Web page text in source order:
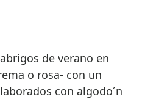
de verano en
o rosa- con un
con algodo´n